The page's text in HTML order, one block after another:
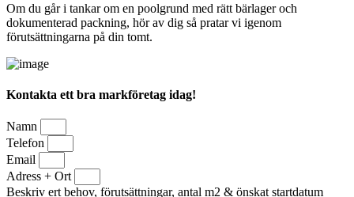
Om du går i tankar om en poolgrund med rätt bärlager och
dokumenterad packning, hör av dig så pratar vi igenom
förutsättningarna på din tomt.
Kontakta ett bra markföretag idag!
Namn
Telefon
Email
Adress + Ort
Beskriv ert behov, förutsättningar, antal m2 & önskat startdatum